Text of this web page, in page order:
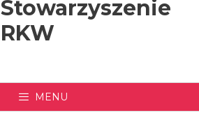
Stowarzyszenie
RKW
MENU